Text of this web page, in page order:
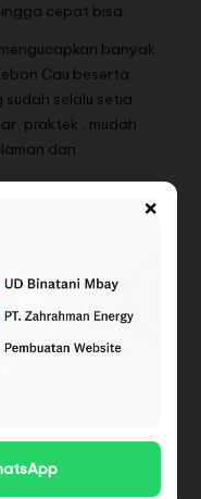
×
cepat bisa.
banyak
Cau beserta
sudah selalu setia
praktek , mudah
dan
S.P.d sebagai guru
mengucapkan
( Ahmad Nur )
Kebon Cau atas
Patriot Nusantara
(PKL).
Desa Kebon Cau
Patriot Nusantara
mengucapkan